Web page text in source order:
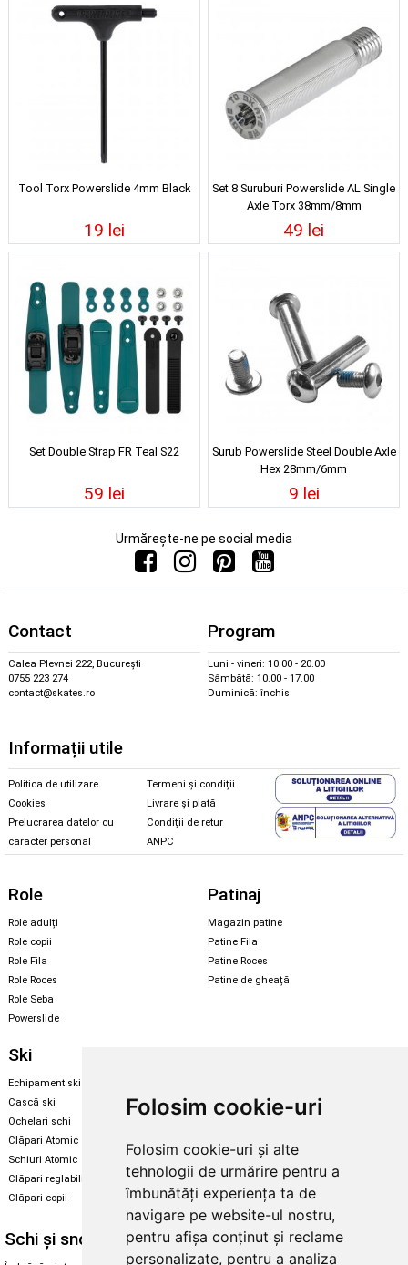
Folosim cookie-uri
Folosim cookie-uri și alte
tehnologii de urmărire pentru a
îmbunătăți experiența ta de
navigare pe website-ul nostru,
pentru afișa conținut și reclame
personalizate, pentru a analiza
Tool Torx Powerslide 4mm Black
19 lei
Set 8 Suruburi Powerslide AL Single
Axle Torx 38mm/8mm
49 lei
Set Double Strap FR Teal S22
59 lei
Surub Powerslide Steel Double Axle
Hex 28mm/6mm
9 lei
Urmărește-ne pe social media
Contact
Calea Plevnei 222, București
0755 223 274
contact@skates.ro
Program
Luni - vineri: 10.00 - 20.00
Sâmbătă: 10.00 - 17.00
Duminică: închis
Informații utile
Politica de utilizare
Cookies
Prelucrarea datelor cu
caracter personal
Termeni și condiții
Livrare și plată
Condiții de retur
ANPC
Role
Role adulți
Role copii
Role Fila
Role Roces
Role Seba
Powerslide
Patinaj
Magazin patine
Patine Fila
Patine Roces
Patine de gheață
Ski
Echipament ski
Cască ski
Ochelari schi
Clăpari Atomic
Schiuri Atomic
Clăpari reglabili
Clăpari copii
Echipament snowboard
Skate & longboard
Santa Cruz
Enuff Skateboards
Schi și snowboard Diverse